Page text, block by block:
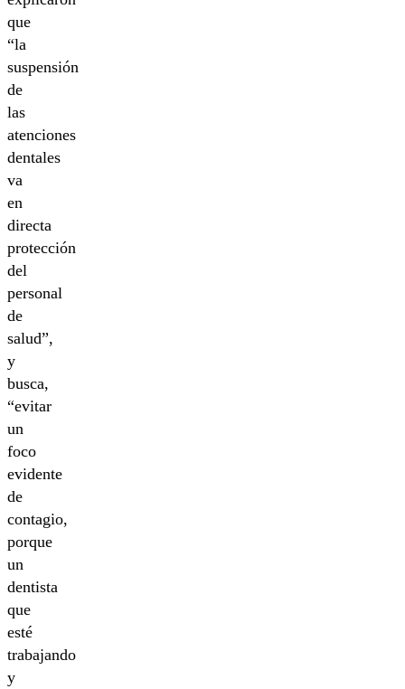
que
“la
suspensión
de
las
atenciones
dentales
va
en
directa
protección
del
personal
de
salud”,
y
busca,
“evitar
un
foco
evidente
de
contagio,
porque
un
dentista
que
esté
trabajando
y